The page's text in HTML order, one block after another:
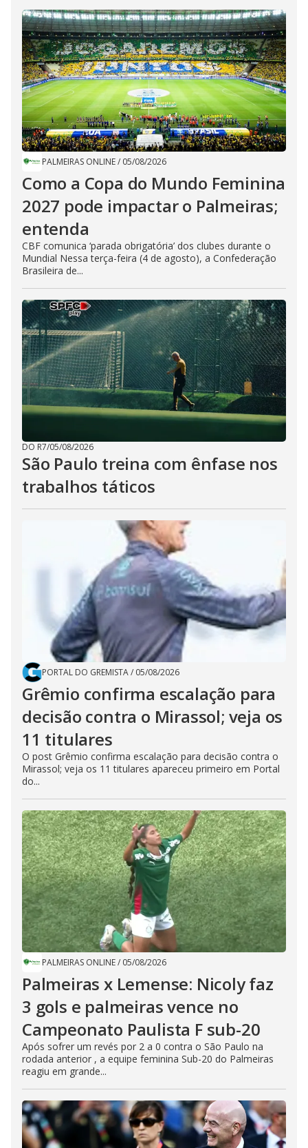
PALMEIRAS ONLINE/ 05/08/2026
Como a Copa do Mundo Feminina
2027 pode impactar o Palmeiras;
entenda
CBF comunica ‘parada obrigatória’ dos clubes durante o
Mundial Nessa terça-feira (4 de agosto), a Confederação
Brasileira de...
DO R7/05/08/2026
São Paulo treina com ênfase nos
trabalhos táticos
PORTAL DO GREMISTA/ 05/08/2026
Grêmio confirma escalação para
decisão contra o Mirassol; veja os
11 titulares
O post Grêmio confirma escalação para decisão contra o
Mirassol; veja os 11 titulares apareceu primeiro em Portal
do...
PALMEIRAS ONLINE/ 05/08/2026
Palmeiras x Lemense: Nicoly faz
3 gols e palmeiras vence no
Campeonato Paulista F sub-20
Após sofrer um revés por 2 a 0 contra o São Paulo na
rodada anterior , a equipe feminina Sub-20 do Palmeiras
reagiu em grande...